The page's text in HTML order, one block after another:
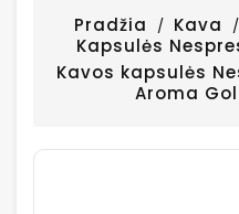
Pradžia Kava
Kapsulės
Kavos kapsulės
Aroma